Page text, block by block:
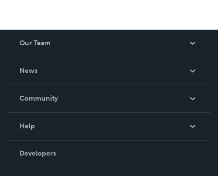
Our Team
News
In The News
Community
Podcast
Help
Order Lookup
Knowledge Base
Developers